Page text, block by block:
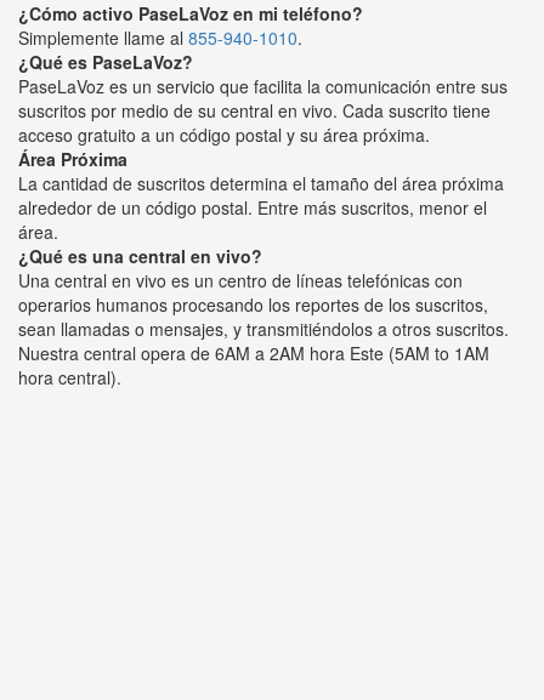
¿Cómo activo PaseLaVoz en mi teléfono?
Simplemente llame al 855-940-1010.
¿Qué es PaseLaVoz?
PaseLaVoz es un servicio que facilita la comunicación entre sus
suscritos por medio de su central en vivo. Cada suscrito tiene
acceso gratuito a un código postal y su área próxima.
Área Próxima
La cantidad de suscritos determina el tamaño del área próxima
alrededor de un código postal. Entre más suscritos, menor el
área.
¿Qué es una central en vivo?
Una central en vivo es un centro de líneas telefónicas con
operarios humanos procesando los reportes de los suscritos,
sean llamadas o mensajes, y transmitiéndolos a otros suscritos.
Nuestra central opera de 6AM a 2AM hora Este (5AM to 1AM
hora central).